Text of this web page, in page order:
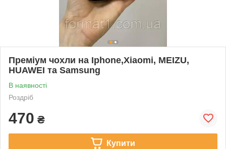
Преміум чохли на Iphone,Xiaomi, MEIZU,
HUAWEI та Samsung
В наявності
Роздріб
470 ₴
Купити